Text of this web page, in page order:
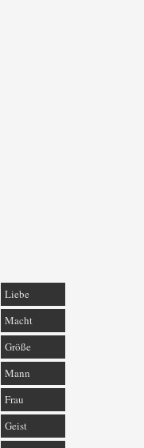
Liebe
Macht
Größe
Mann
Frau
Geist